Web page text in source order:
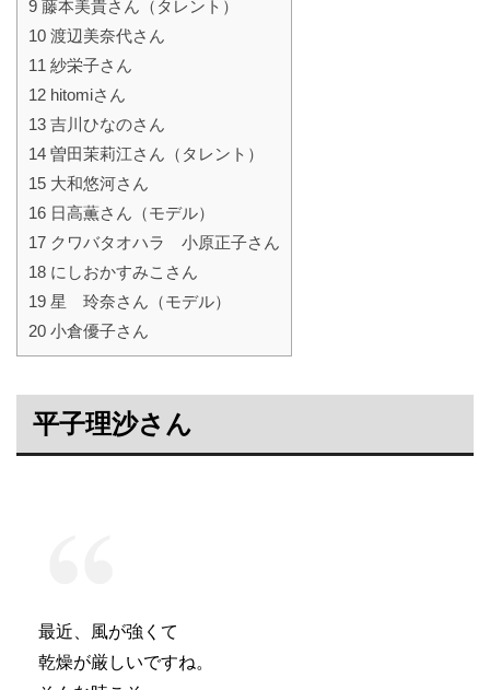
9 藤本美貴さん（タレント）
10 渡辺美奈代さん
11 紗栄子さん
12 hitomiさん
13 吉川ひなのさん
14 曽田茉莉江さん（タレント）
15 大和悠河さん
16 日高薫さん（モデル）
17 クワバタオハラ 小原正子さん
18 にしおかすみこさん
19 星 玲奈さん（モデル）
20 小倉優子さん
平子理沙さん
最近、風が強くて
乾燥が厳しいですね。